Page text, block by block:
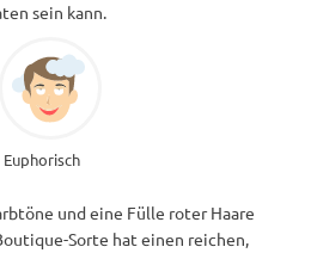
sein kann.
Euphorisch
und eine Fülle roter Haare
Sorte hat einen reichen,